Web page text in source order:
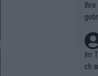
Im
ch